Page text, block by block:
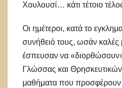
Χουλουσί… κάτι τέτοιο
Οι ημέτεροι, κατά το
συνήθειό τους, ωσάν καλές
έσπευσαν να «διορθώσουν»
Γλώσσας και
μαθήματα που προσφέρουν